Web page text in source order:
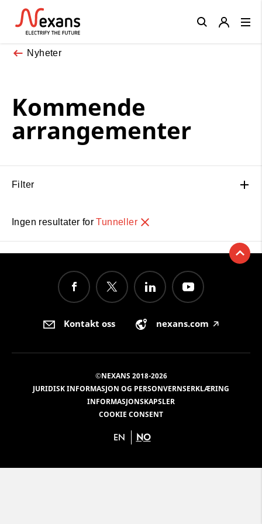
Nyheter
Kommende
arrangementer
Filter
Ingen resultater forTunneller
Close
Kontakt oss nexans.com 🡥
©NEXANS 2018-2026
JURIDISK INFORMASJON OG PERSONVERNSERKLÆRING
INFORMASJONSKAPSLER
COOKIE CONSENT
EN NO